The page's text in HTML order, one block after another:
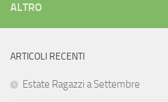
ALTRO
ARTICOLI RECENTI
Estate Ragazzi a Settembre